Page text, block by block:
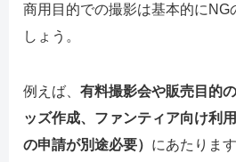
商用目的での撮影は基本的にNG
しょう。
例えば、 有料撮影会や販売目的
ッズ作成、ファンティア向け利
の申請が別途必要） にあたります